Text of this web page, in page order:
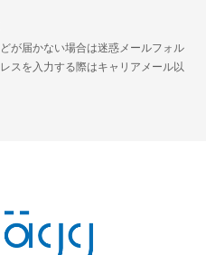
が届かない場合は迷惑メールフォル
スを入力する際はキャリアメール以